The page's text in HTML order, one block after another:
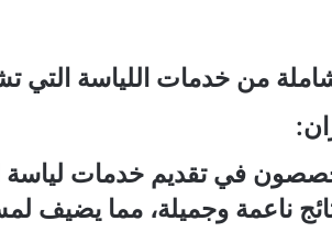
من خدمات اللياسة التي
:
في تقديم خدمات لياسة
ناعمة وجميلة، مما يضيف